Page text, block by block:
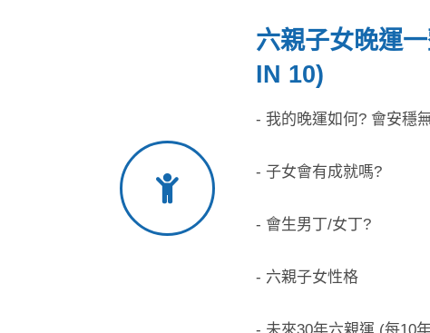
六親子女晚運
IN 10)
- 我的晚運如何? 會安穩
- 子女會有成就嗎?
- 會生男丁/女丁?
- 六親子女性格